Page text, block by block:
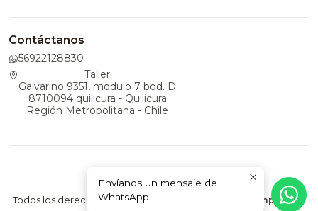
Contáctanos
56922128830
Taller
Galvarino 9351, modulo 7 bod. D
8710094 quilicura - Quilicura
Región Metropolitana - Chile
2026 TotalCampers.
Todos los derechos reservados.
Desarrollado por Jumpseller .
Envíanos un mensaje de
WhatsApp